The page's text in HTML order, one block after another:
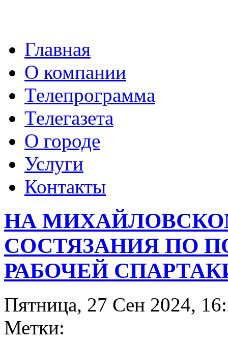
Главная
О компании
Телепрограмма
Телегазета
О городе
Услуги
Контакты
НА
СОСТЯЗАНИЯ ПО
РАБОЧЕЙ
Пятница, 27 Сен 2024,
Метки: